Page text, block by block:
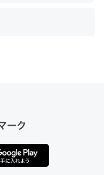
by LIFULL介護